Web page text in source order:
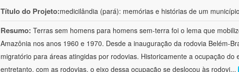
Título do Projeto:medicilândia (pará): memórias e histórias de um
Resumo: Terras sem homens para homens sem-terra foi o lema que
Amazônia nos anos 1960 e 1970. Desde a inauguração da rodovia Belém-
migratório para áreas atingidas por rodovias. Historicamente a ocupação do
entretanto, com as rodovias, o eixo dessa ocupação se deslocou às rodovi...